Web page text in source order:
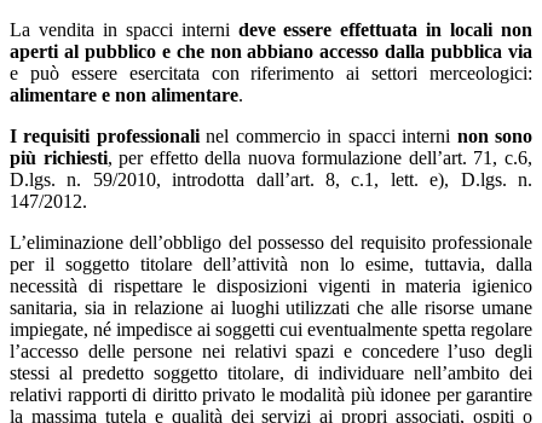
La vendita in spacci interni deve essere effettuata in locali non
aperti al pubblico e che non abbiano accesso dalla pubblica via
e può essere esercitata con riferimento ai
settori merceologici:
alimentare e non alimentare.
I requisiti professionalinel commercio in spacci interni non sono
più richiesti, per effetto della nuova formulazione dell’art. 71, c.6,
D.lgs. n. 59/2010, introdotta dall’art. 8, c.1, lett. e), D.lgs. n.
147/2012.
L’eliminazione dell’obbligo del possesso del requisito professionale
per il soggetto titolare dell’attività non lo esime, tuttavia, dalla
necessità di rispettare le disposizioni vigenti in materia igienico
sanitaria, sia in relazione ai luoghi utilizzati che alle risorse umane
impiegate, né impedisce ai soggetti cui eventualmente spetta regolare
l’accesso delle persone nei relativi spazi e concedere l’uso degli
stessi al predetto soggetto titolare, di individuare nell’ambito dei
relativi rapporti di diritto privato le modalità più idonee per garantire
la massima tutela e qualità dei servizi ai propri associati, ospiti o